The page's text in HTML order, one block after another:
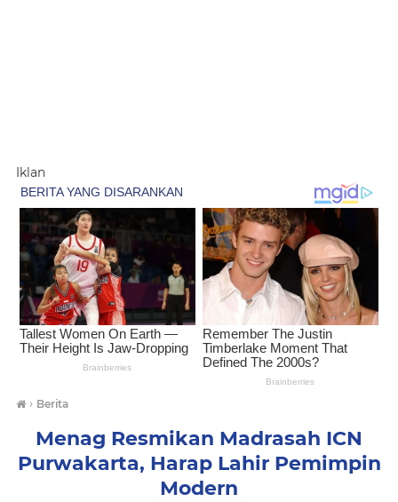
Iklan
› Berita
Menag Resmikan Madrasah ICN
Purwakarta, Harap Lahir Pemimpin
Modern